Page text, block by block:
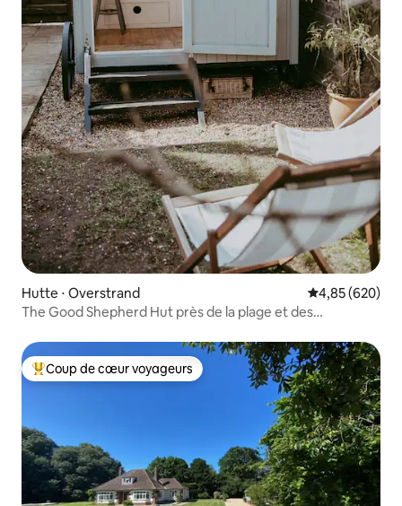
Hutte ⋅ Overstrand Évaluation
4,85 (620)
The Good Shepherd Hut près de la plage et des
Coups de cœur voyageurs les plus appréciés
Coup de cœur voyageurs